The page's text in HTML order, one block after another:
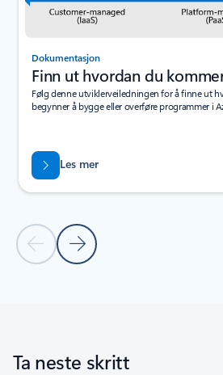
Forrige lysbildeNeste lysbilde
Dokumentasjon
Finn ut hvordan du
Følg denne utviklerveiledningen for å finne ut
begynner å bygge eller overføre programmer i
Les mer
Ta neste skritt